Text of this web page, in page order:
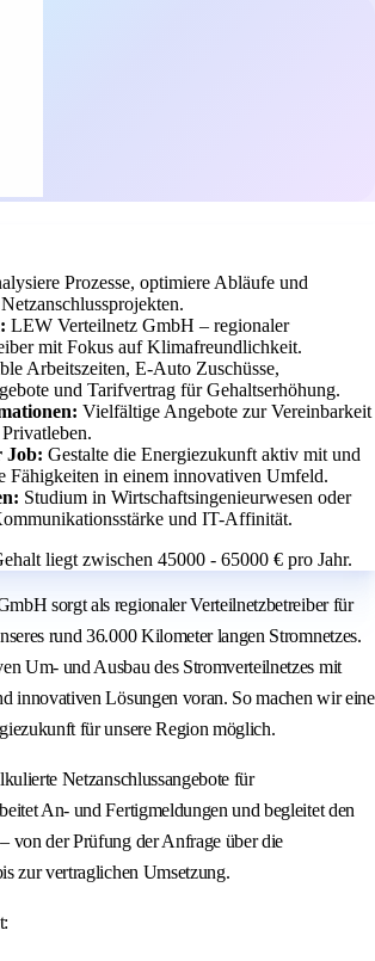
Prozesse, optimiere Abläufe und
LEW Verteilnetz GmbH – regionaler
mit Fokus auf Klimafreundlichkeit.
Arbeitszeiten, E-Auto Zuschüsse,
und Tarifvertrag für Gehaltserhöhung.
Vielfältige Angebote zur Vereinbarkeit
Job: Gestalte die Energiezukunft aktiv mit und
Fähigkeiten in einem innovativen Umfeld.
Studium in Wirtschaftsingenieurwesen oder
und IT-Affinität.
liegt zwischen 45000 - 65000 € pro Jahr.
sorgt als regionaler Verteilnetzbetreiber für
rund 36.000 Kilometer langen Stromnetzes.
Um- und Ausbau des Stromverteilnetzes mit
innovativen Lösungen voran. So machen wir eine
für unsere Region möglich.
Netzanschlussangebote für
An‑ und Fertigmeldungen und begleitet den
von der Prüfung der Anfrage über die
zur vertraglichen Umsetzung.